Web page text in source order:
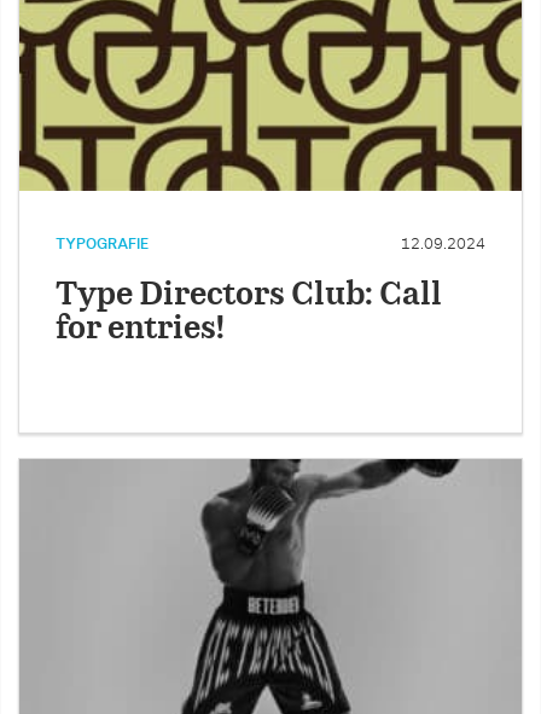
TYPOGRAFIE 12.09.2024
Type Directors Club: Call
for entries!